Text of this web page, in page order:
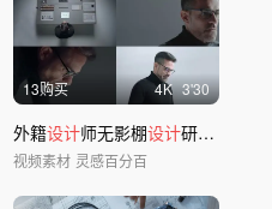
13购买 4K 3'30
外籍设计师无影棚设计研发工业
视频素材 灵感百分百